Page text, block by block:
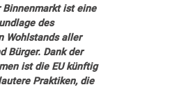
Binnenmarkt ist eine
des
Wohlstands aller
Bürger. Dank der
ist die EU künftig
Praktiken, die